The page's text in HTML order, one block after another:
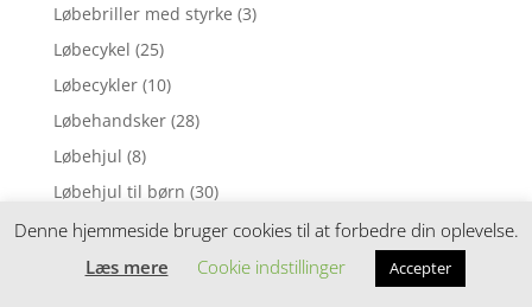
Løbebriller med styrke (3)
Løbecykel (25)
Løbecykler (10)
Løbehandsker (28)
Løbehjul (8)
Løbehjul til børn (30)
Løbehjul til junior/voksen (3)
Løbestrømper
Denne hjemmeside bruger cookies til at forbedre din oplevelse.
Læs mere
Cookie indstillinger Accepter